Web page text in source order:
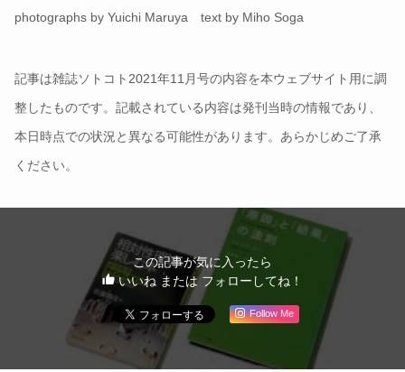
photographs by Yuichi Maruya text by Miho Soga
記事は雑誌ソトコト2021年11月号の内容を本ウェブサイト用に調
整したものです。記載されている内容は発刊当時の情報であり、
本日時点での状況と異なる可能性があります。あらかじめご了承
ください。
この記事が気に入ったら
いいね または フォローしてね！
Follow Me